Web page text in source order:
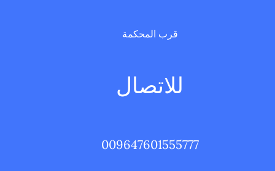
قرب المحكمة
للاتصال
009647601555777